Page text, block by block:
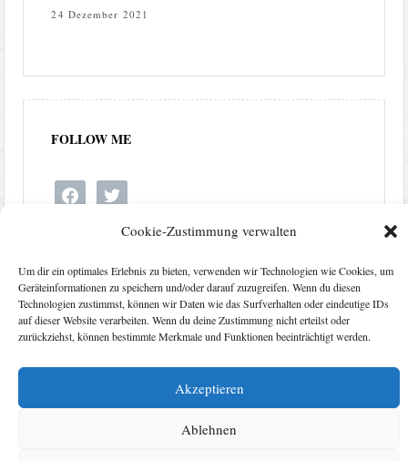
Cookie-Zustimmung verwalten
Um dir ein optimales Erlebnis zu bieten, verwenden wir Technologien wie Cookies, um
Geräteinformationen zu speichern und/oder darauf zuzugreifen. Wenn du diesen
Technologien zustimmst, können wir Daten wie das Surfverhalten oder eindeutige IDs
auf dieser Website verarbeiten. Wenn du deine Zustimmung nicht erteilst oder
zurückziehst, können bestimmte Merkmale und Funktionen beeinträchtigt werden.
Akzeptieren
Ablehnen
24 Dezember 2021
FOLLOW ME
facebook twitter
Kontakt Impressum Datenschutzerklärung